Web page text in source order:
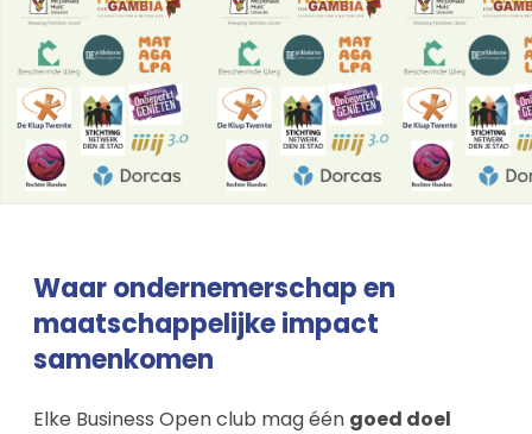
Waar ondernemerschap en
maatschappelijke impact
samenkomen
Elke Business Open club mag één goed doel